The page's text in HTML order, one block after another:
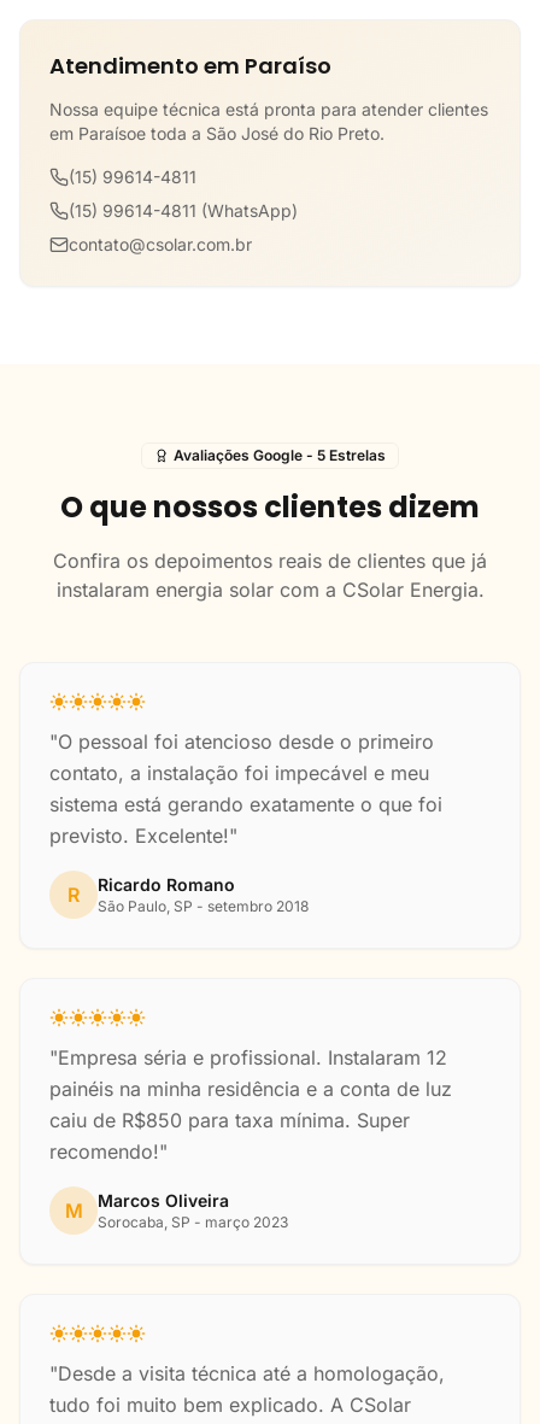
Atendimento em Paraíso
Nossa equipe técnica está pronta para atender clientes
em Paraísoe toda a São José do Rio Preto.
(15) 99614-4811
(15) 99614-4811 (WhatsApp)
contato@csolar.com.br
Avaliações Google - 5 Estrelas
O que nossos clientes dizem
Confira os depoimentos reais de clientes que já
instalaram energia solar com a CSolar Energia.
"O pessoal foi atencioso desde o primeiro
contato, a instalação foi impecável e meu
sistema está gerando exatamente o que foi
previsto. Excelente!"
R Ricardo Romano
São Paulo, SP - setembro 2018
"Empresa séria e profissional. Instalaram 12
painéis na minha residência e a conta de luz
caiu de R$850 para taxa mínima. Super
recomendo!"
M Marcos Oliveira
Sorocaba, SP - março 2023
"Desde a visita técnica até a homologação,
tudo foi muito bem explicado. A CSolar